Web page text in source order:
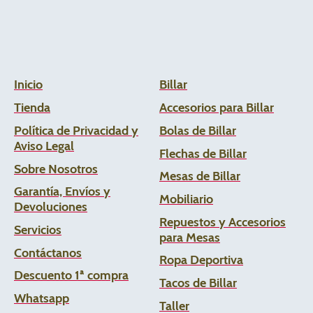
Inicio
Tienda
Política de Privacidad y
Aviso Legal
Sobre Nosotros
Garantía, Envíos y
Devoluciones
Servicios
Contáctanos
Descuento 1ª compra
Whatsapp
Billar
Accesorios para Billar
Bolas de Billar
Flechas de Billar
Mesas de Billar
Mobiliario
Repuestos y Accesorios
para Mesas
Ropa Deportiva
Tacos de Billar
Taller